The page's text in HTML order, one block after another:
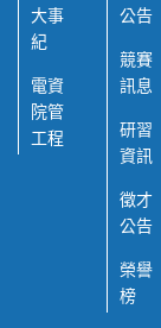
大事
紀
電資
院管
工程
公告
競賽
訊息
研習
資訊
徵才
公告
榮譽
榜